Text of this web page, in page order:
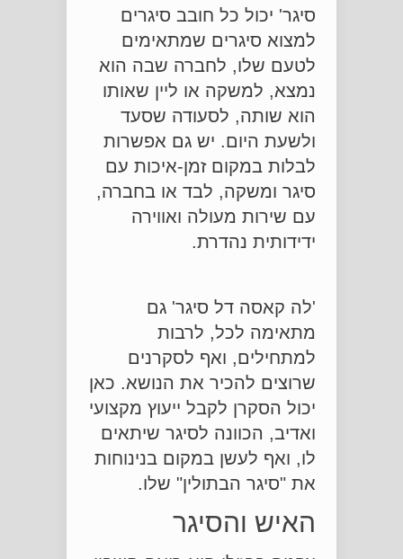
סיגר' יכול כל חובב סיגרים
למצוא סיגרים שמתאימים
לטעם שלו, לחברה שבה הוא
נמצא, למשקה או ליין שאותו
הוא שותה, לסעודה שסעד
ולשעת היום. יש גם אפשרות
לבלות במקום זמן-איכות עם
סיגר ומשקה, לבד או בחברה,
עם שירות מעולה ואווירה
ידידותית נהדרת.
'לה קאסה דל סיגר' גם
מתאימה לכל, לרבות
למתחילים, ואף לסקרנים
שרוצים להכיר את הנושא. כאן
יכול הסקרן לקבל ייעוץ מקצועי
ואדיב, הכוונה לסיגר שיתאים
לו, ואף לעשן במקום בנינוחות
את "סיגר הבתולין" שלו.
האיש והסיגר